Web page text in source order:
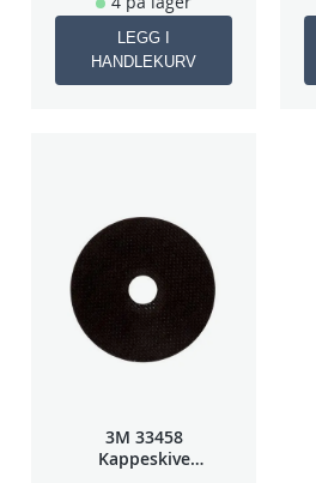
LEGG I
HANDLEKURV
3M 33458
Kappeskive